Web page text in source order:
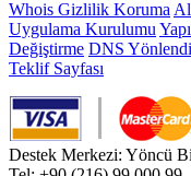
Whois Gizlilik Koruma
Uygulama Kurulumu
Değiştirme DNS
Teklif Sayfası
Destek Merkezi: Yöncü